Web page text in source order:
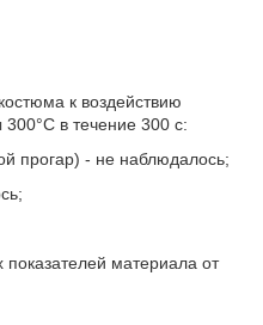
к воздействию
в течение 300 с:
прогар) - не наблюдалось;
материала от